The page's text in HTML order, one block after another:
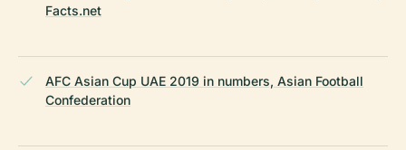
Facts.net
AFC Asian Cup UAE 2019 in numbers, Asian Football
Confederation